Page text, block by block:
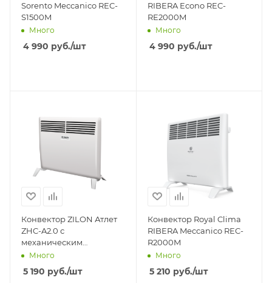
Sorento Meccanico REC-
S1500M
Много
4 990 руб./шт
RIBERA Econo REC-
RE2000M
Много
4 990 руб./шт
Конвектор ZILON Атлет
ZHC-A2.0 с
механическим
управлением ZHC-2000
Много
5 190 руб./шт
Конвектор Royal Clima
RIBERA Meccanico REC-
R2000M
Много
5 210 руб./шт